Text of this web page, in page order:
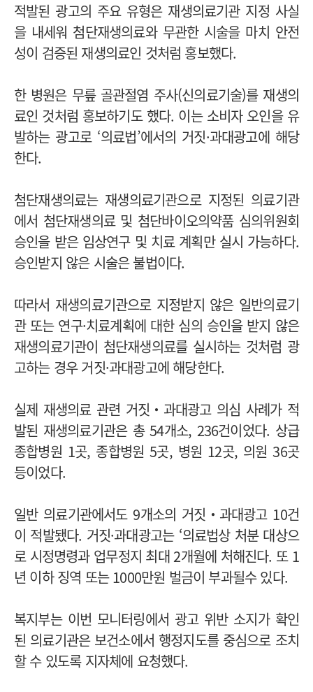
적발된 광고의 주요 유형은 재생의료기관 지정 사실
을 내세워 첨단재생의료와 무관한 시술을 마치 안전
성이 검증된 재생의료인 것처럼 홍보했다.
한 병원은 무릎 골관절염 주사(신의료기술)를 재생의
료인 것처럼 홍보하기도 했다. 이는 소비자 오인을 유
발하는 광고로 ‘의료법’에서의 거짓·과대광고에 해당
한다.
첨단재생의료는 재생의료기관으로 지정된 의료기관
에서 첨단재생의료 및 첨단바이오의약품 심의위원회
승인을 받은 임상연구 및 치료 계획만 실시 가능하다.
승인받지 않은 시술은 불법이다.
따라서 재생의료기관으로 지정받지 않은 일반의료기
관 또는 연구·치료계획에 대한 심의 승인을 받지 않은
재생의료기관이 첨단재생의료를 실시하는 것처럼 광
고하는 경우 거짓·과대광고에 해당한다.
실제 재생의료 관련 거짓‧과대광고 의심 사례가 적
발된 재생의료기관은 총 54개소, 236건이었다. 상급
종합병원 1곳, 종합병원 5곳, 병원 12곳, 의원 36곳
등이었다.
일반 의료기관에서도 9개소의 거짓‧과대광고 10건
이 적발됐다. 거짓·과대광고는 ‘의료법상 처분 대상으
로 시정명령과 업무정지 최대 2개월에 처해진다. 또 1
년 이하 징역 또는 1000만원 벌금이 부과될수 있다.
복지부는 이번 모니터링에서 광고 위반 소지가 확인
된 의료기관은 보건소에서 행정지도를 중심으로 조치
할 수 있도록 지자체에 요청했다.